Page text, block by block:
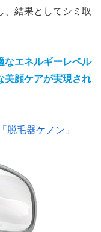
、結果としてシミ取
なエネルギーレベル
美顔ケアが実現され
脱毛器ケノン」